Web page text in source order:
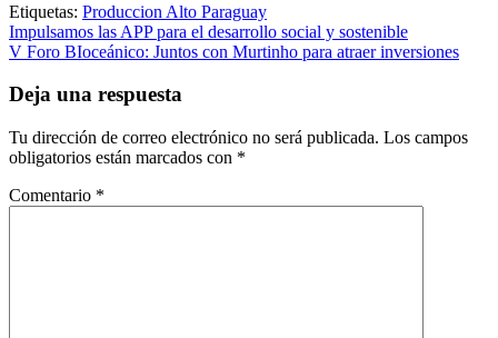
Etiquetas: Produccion Alto Paraguay
Navegación
de
entradas
Impulsamos las APP para el desarrollo social y sostenible
V Foro BIoceánico: Juntos con Murtinho para atraer inversiones
Deja una respuesta
Tu dirección de correo electrónico no será publicada. Los campos
obligatorios están marcados con *
Comentario *